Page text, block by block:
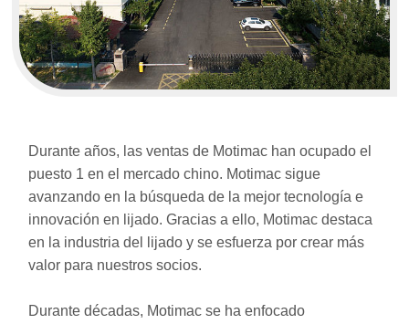
Durante años, las ventas de Motimac han ocupado el
puesto 1 en el mercado chino. Motimac sigue
avanzando en la búsqueda de la mejor tecnología e
innovación en lijado. Gracias a ello, Motimac destaca
en la industria del lijado y se esfuerza por crear más
valor para nuestros socios.
Durante décadas, Motimac se ha enfocado